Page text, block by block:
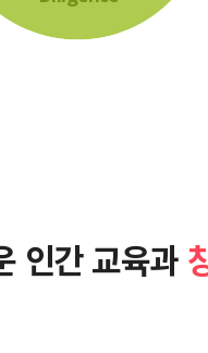
인간 교육과